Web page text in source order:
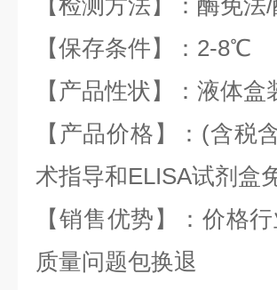
【检测方法】：酶免
【保存条件】：2-8℃
【产品性状】：液体盒
【产品价格】：(含税
术指导和ELISA试剂盒
【销售优势】：价格
质量问题包换退